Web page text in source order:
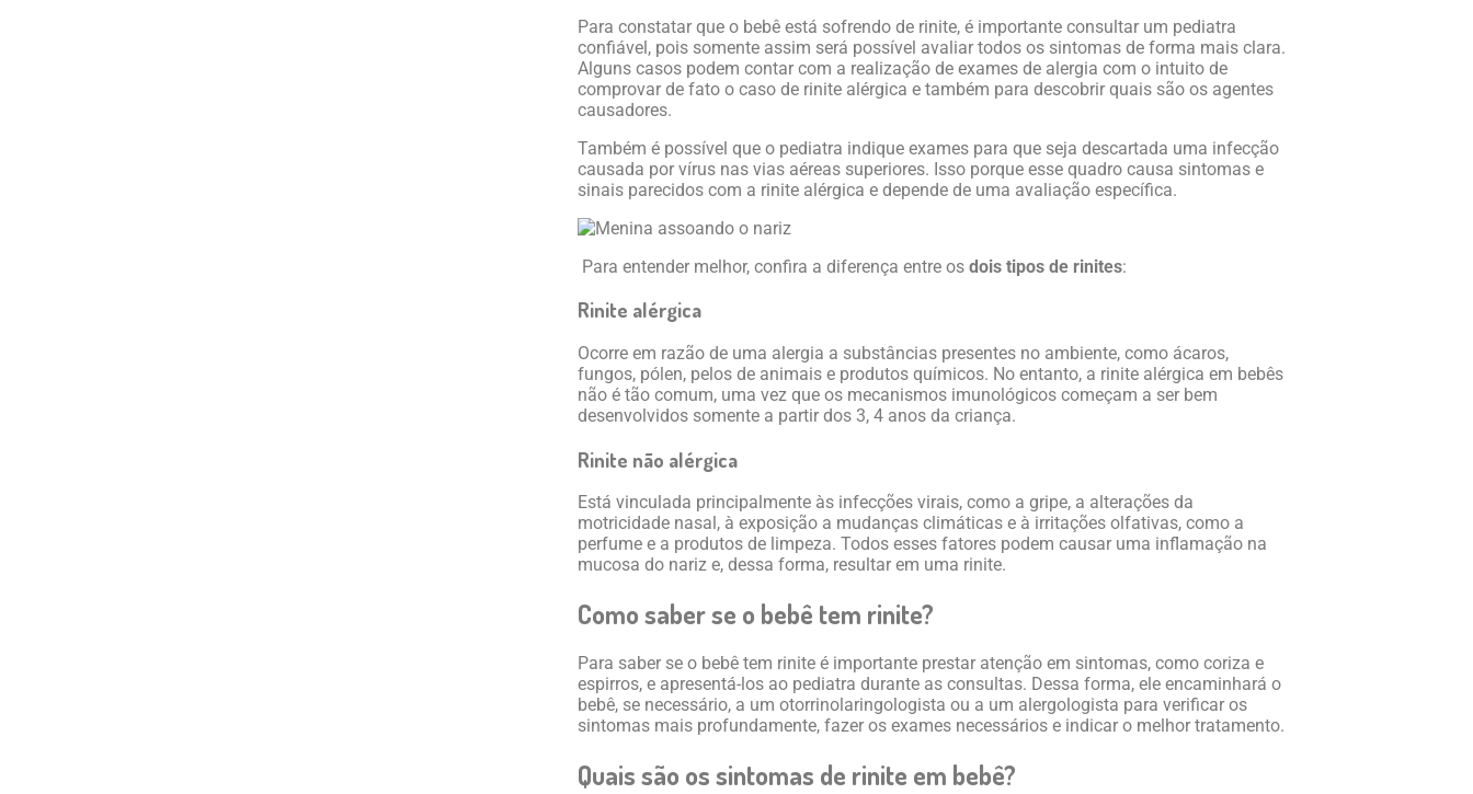
Para constatar que o bebê está sofrendo de rinite, é importante consultar um pediatra
confiável, pois somente assim será possível avaliar todos os sintomas de forma mais clara.
Alguns casos podem contar com a realização de exames de alergia com o intuito de
comprovar de fato o caso de rinite alérgica e também para descobrir quais são os agentes
causadores.
Também é possível que o pediatra indique exames para que seja descartada uma infecção
causada por vírus nas vias aéreas superiores. Isso porque esse quadro causa sintomas e
sinais parecidos com a rinite alérgica e depende de uma avaliação específica.
Para entender melhor, confira a diferença entre os dois tipos de rinites:
Rinite alérgica
Ocorre em razão de uma alergia a substâncias presentes no ambiente, como ácaros,
fungos, pólen, pelos de animais e produtos químicos. No entanto, a rinite alérgica em bebês
não é tão comum, uma vez que os mecanismos imunológicos começam a ser bem
desenvolvidos somente a partir dos 3, 4 anos da criança.
Rinite não alérgica
Está vinculada principalmente às infecções virais, como a gripe, a alterações da
motricidade nasal, à exposição a mudanças climáticas e à irritações olfativas, como a
perfume e a produtos de limpeza. Todos esses fatores podem causar uma inflamação na
mucosa do nariz e, dessa forma, resultar em uma rinite.
Como saber se o bebê tem rinite?
Para saber se o bebê tem rinite é importante prestar atenção em sintomas, como coriza e
espirros, e apresentá-los ao pediatra durante as consultas. Dessa forma, ele encaminhará o
bebê, se necessário, a um otorrinolaringologista ou a um alergologista para verificar os
sintomas mais profundamente, fazer os exames necessários e indicar o melhor tratamento.
Quais são os sintomas de rinite em bebê?